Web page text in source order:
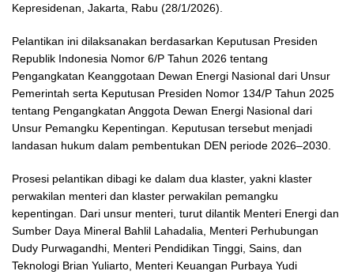
Kepresidenan, Jakarta, Rabu (28/1/2026).
Pelantikan ini dilaksanakan berdasarkan Keputusan Presiden
Republik Indonesia Nomor 6/P Tahun 2026 tentang
Pengangkatan Keanggotaan Dewan Energi Nasional dari Unsur
Pemerintah serta Keputusan Presiden Nomor 134/P Tahun 2025
tentang Pengangkatan Anggota Dewan Energi Nasional dari
Unsur Pemangku Kepentingan. Keputusan tersebut menjadi
landasan hukum dalam pembentukan DEN periode 2026–2030.
Prosesi pelantikan dibagi ke dalam dua klaster, yakni klaster
perwakilan menteri dan klaster perwakilan pemangku
kepentingan. Dari unsur menteri, turut dilantik Menteri Energi dan
Sumber Daya Mineral Bahlil Lahadalia, Menteri Perhubungan
Dudy Purwagandhi, Menteri Pendidikan Tinggi, Sains, dan
Teknologi Brian Yuliarto, Menteri Keuangan Purbaya Yudi